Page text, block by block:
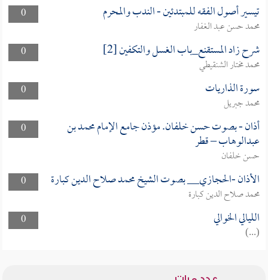
0
تيسير أصول الفقه للمبتدئين - الندب والمحرم
محمد حسن عبد الغفار
0
شرح زاد المستقنع_باب الغسل والتكفين [2]
محمد مختار الشنقيطي
0
سورة الذاريات
محمد جبريل
0
أذان - بصوت حسن خلفان. مؤذن جامع الإمام محمد بن
عبدالوهاب – قطر
حسن خلفان
0
الأذان -الحجازي__ بصوت الشيخ محمد صلاح الدين كبارة
محمد صلاح الدين كبارة
0
الليالي الخوالي
(...)